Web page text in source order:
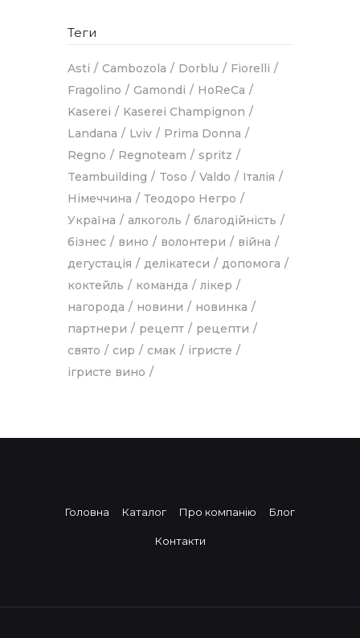
Теги
Asti Cambozola Dorblu
Fiorelli
Fragolino
Gamondi
HoReCa
Kaserei
Kaserei Champignon
Landana
Lviv
Prima Donna
Regno
Regnoteam
spritz
Teambuilding
Toso Valdo
Італія
Німеччина
Теодоро Негро
Україна
алкоголь
благодійність
бізнес
вино волонтери
війна
дегустація
делікатеси
допомога
коктейль
команда
лікер
нагорода
новини
новинка
партнери
рецепт
рецепти
свято
сир смак
ігристе
ігристе вино
Головна Каталог Про компанію Блог
Контакти